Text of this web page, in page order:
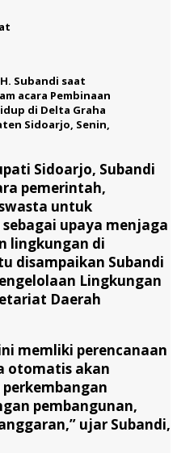
Subandi saat
acara Pembinaan
di Delta Graha
Sidoarjo, Senin,
Sidoarjo, Subandi
pemerintah,
untuk
upaya menjaga
lingkungan di
disampaikan Subandi
Lingkungan
Daerah
memliki perencanaan
otomatis akan
pembangunan,
ujar Subandi,